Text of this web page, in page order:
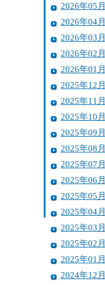
2026年05月
2026年04月
2026年03月
2026年02月
2026年01月
2025年12月
2025年11月
2025年10月
2025年09月
2025年08月
2025年07月
2025年06月
2025年05月
2025年04月
2025年03月
2025年02月
2025年01月
2024年12月